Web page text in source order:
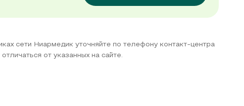
сети Ниармедик уточняйте по телефону контакт-центра
от указанных на сайте.